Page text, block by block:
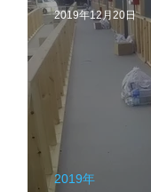
2019年
2019年12月20日